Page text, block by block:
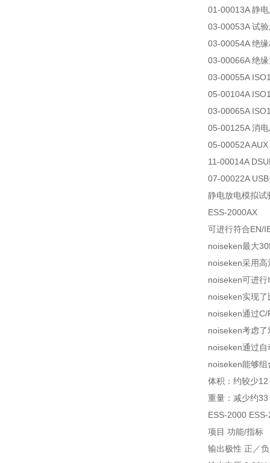
01-00013A 静
03-00053A 试
03-00054A 绝
03-00066A 绝
03-00055A
05-00104A
03-00065A
05-00125A 消
05-00052A
11-00014A
07-00022A
静电放电模拟试
ESS-2000AX
可进行符合EN/
noiseken最大
noiseken采用
noiseken可进
noiseken实现
noiseken通过
noiseken考虑
noiseken通过
noiseken能够组
体积：约较少12
重量：减少约33
ESS-2000
项目 功能/指标
输出极性 正／负